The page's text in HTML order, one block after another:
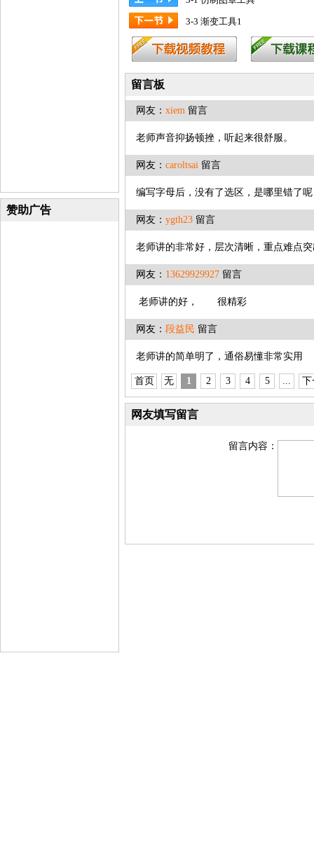
赞助广告
3-3 渐变工具1
留言板
网友： xiem 留言
老师声音抑扬顿挫，听起来很舒服。
网友： caroltsai 留言
编写字母后，没有了选区，是哪里错了呢
网友： ygth23 留言
老师讲的非常好，层次清晰，重点难点
网友： 13629929927 留言
老师讲的好， 很精彩
网友： 段益民 留言
老师讲的简单明了，通俗易懂非常实用
首页 无 1 2 3 4 5 ... 下
网友填写留言
留言内容：